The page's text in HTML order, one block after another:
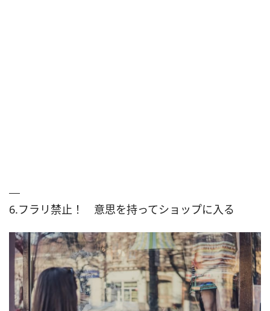
6.フラリ禁止！ 意思を持ってショップに入る